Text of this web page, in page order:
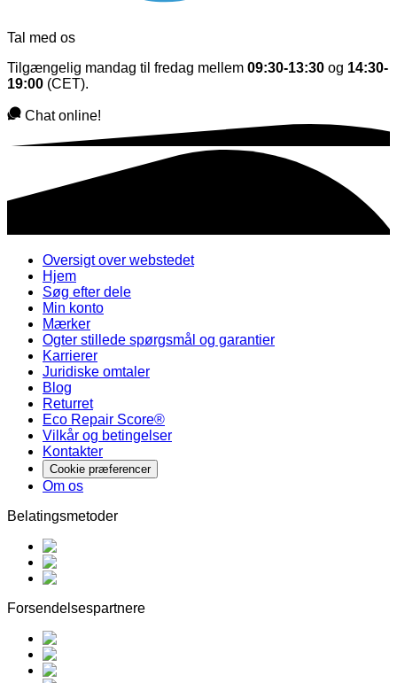
Tal med os
Tilgængelig mandag til fredag mellem 09:30-13:30 og 14:30-
19:00 (CET).
Chat online!
Oversigt over webstedet
Hjem
Søg efter dele
Min konto
Mærker
Ogter stillede spørgsmål og garantier
Karrierer
Juridiske omtaler
Blog
Returret
Eco Repair Score®
Vilkår og betingelser
Kontakter
Cookie præferencer
Om os
Belatingsmetoder
Forsendelsespartnere